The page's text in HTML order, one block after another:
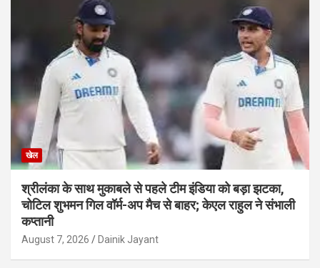
खेल
श्रीलंका के साथ मुकाबले से पहले टीम इंडिया को बड़ा झटका,
चोटिल शुभमन गिल वॉर्म-अप मैच से बाहर; केएल राहुल ने संभाली
कप्तानी
August 7, 2026 Dainik Jayant